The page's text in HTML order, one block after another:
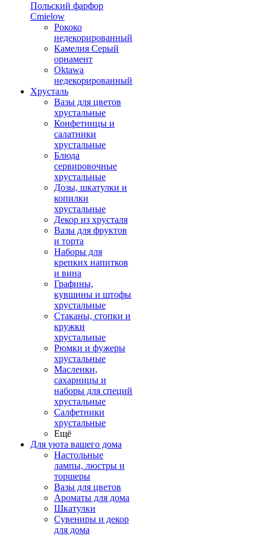
Польский фарфор
Сmielow
Рококо
недекорированный
Камелия Серый
орнамент
Oktawa
недекорированный
Хрусталь
Вазы для цветов
хрустальные
Конфетницы и
салатники
хрустальные
Блюда
сервировочные
хрустальные
Дозы, шкатулки и
копилки
хрустальные
Декор из хрусталя
Вазы для фруктов
и торта
Наборы для
крепких напитков
и вина
Графины,
кувшины и штофы
хрустальные
Стаканы, стопки и
кружки
хрустальные
Рюмки и фужеры
хрустальные
Масленки,
сахарницы и
наборы для специй
хрустальные
Салфетники
хрустальные
Ещё
Для уюта вашего дома
Настольные
лампы, люстры и
торшеры
Вазы для цветов
Ароматы для дома
Шкатулки
Сувениры и декор
для дома